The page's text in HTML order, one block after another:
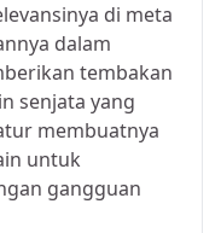
di meta
dalam
tembakan
senjata yang
membuatnya
untuk
gangguan